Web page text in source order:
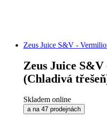
Zeus Juice S&V -
Zeus Juice
(Chladivá
Skladem online
a na 47 prodejnách